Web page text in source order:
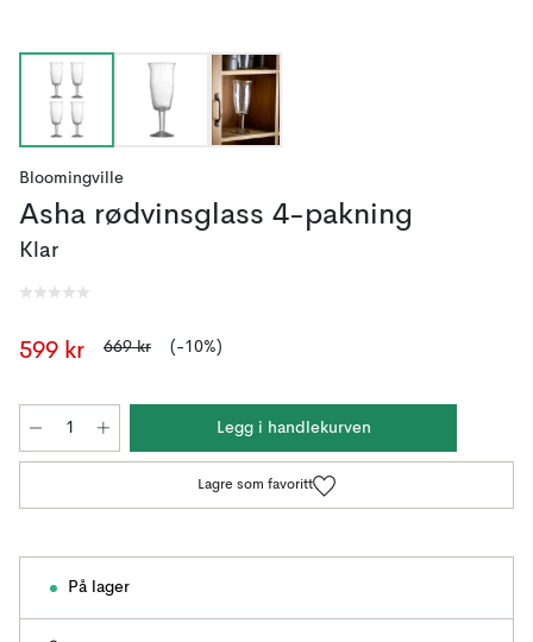
Bloomingville
Asha rødvinsglass 4-pakning
Klar
599 kr 669 kr (-10%)
Legg i handlekurven
Lagre som favoritt
På lager